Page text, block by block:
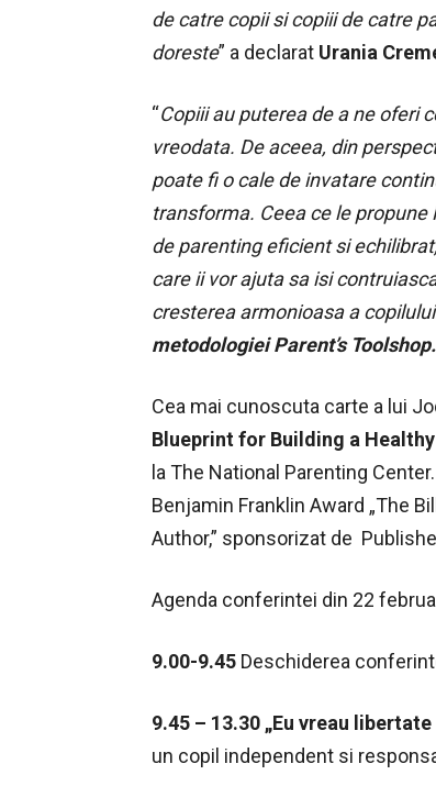
de catre copii si copiii de catre
doreste” a declarat Urania
“Copiii au puterea de a ne oferi
vreodata. De aceea, din
poate fi o cale de invatare
transforma. Ceea ce le propune
de parenting eficient si
care ii vor ajuta sa isi
cresterea armonioasa a
metodologiei Parent’s Toolshop.
Cea mai cunoscuta carte a lui
Blueprint for Building a Healthy
la The National Parenting
Benjamin Franklin Award „The
Author,” sponsorizat de
Agenda conferintei din 22
9.00-9.45 Deschiderea
9.45 – 13.30 „Eu vreau
un copil independent si